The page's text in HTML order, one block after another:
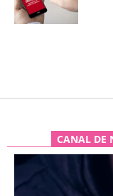
CANAL DE